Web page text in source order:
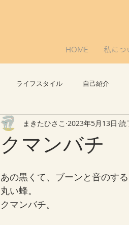
HOME 私につ
ライフスタイル 自己紹介
おっぱいについて 思い出
クマンバチ
まきたひさこ 2023年5月13日 読
あの黒くて、ブーンと音のする
丸い蜂。
クマンバチ。